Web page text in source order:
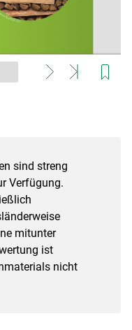
sind streng
Verfügung.
mitunter
ist
nicht